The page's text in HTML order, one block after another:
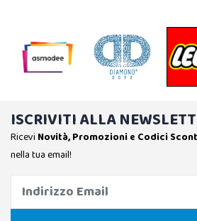
ISCRIVITI ALLA
Ricevi Novità, Promozioni e Codici
nella tua email!